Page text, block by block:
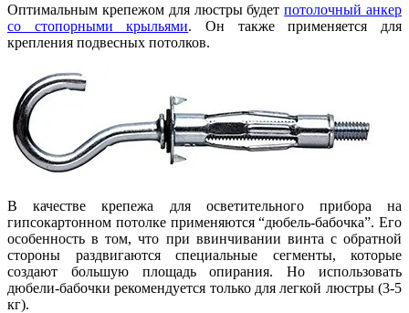
Оптимальным крепежом для люстры будетпотолочный анкер
со стопорными крыльями. Он также применяется для
крепления подвесных потолков.
В качестве крепежа для осветительного прибора на
гипсокартонном потолке применяются “дюбель-бабочка”. Его
особенность в том, что при ввинчивании винта с обратной
стороны раздвигаются специальные сегменты, которые
создают большую площадь опирания. Но использовать
дюбели-бабочки рекомендуется только для легкой люстры (3-5
кг).